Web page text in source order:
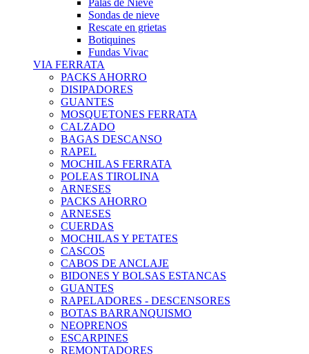
Palas de Nieve
Sondas de nieve
Rescate en grietas
Botiquines
Fundas Vivac
VIA FERRATA
PACKS AHORRO
DISIPADORES
GUANTES
MOSQUETONES FERRATA
CALZADO
BAGAS DESCANSO
RAPEL
MOCHILAS FERRATA
POLEAS TIROLINA
ARNESES
PACKS AHORRO
ARNESES
CUERDAS
MOCHILAS Y PETATES
CASCOS
CABOS DE ANCLAJE
BIDONES Y BOLSAS ESTANCAS
GUANTES
RAPELADORES - DESCENSORES
BOTAS BARRANQUISMO
NEOPRENOS
ESCARPINES
REMONTADORES